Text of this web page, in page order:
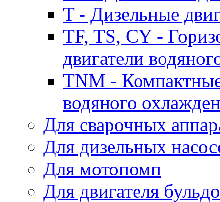
T - Дизельные
TF, TS, CY -
двигатели
TNM -
водяного
Для сварочных
Для дизельных
Для мотопомп
Для двигателя